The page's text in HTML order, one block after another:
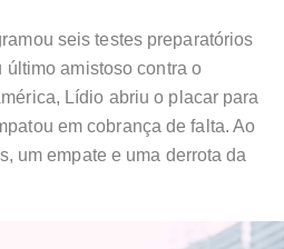
seis testes preparatórios
último amistoso contra o
Lídio abriu o placar para
em cobrança de falta. Ao
um empate e uma derrota da